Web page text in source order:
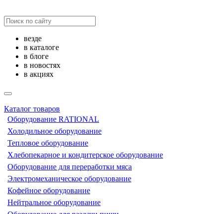
везде
в каталоге
в блоге
в новостях
в акциях
Каталог товаров
Оборудование RATIONAL
Холодильное оборудование
Тепловое оборудование
Хлебопекарное и кондитерское оборудование
Оборудование для переработки мяса
Электромеханическое оборудование
Кофейное оборудование
Нейтральное оборудование